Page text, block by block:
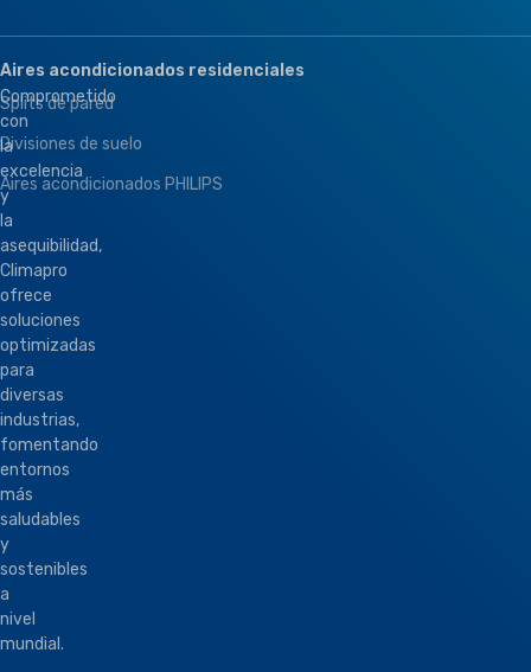
Comprometido
con
la
excelencia
y
la
asequibilidad,
Climapro
ofrece
soluciones
optimizadas
para
diversas
industrias,
fomentando
entornos
más
saludables
y
sostenibles
a
nivel
mundial.
Aires acondicionados residenciales
Splits de pared
Divisiones de suelo
Aires acondicionados PHILIPS